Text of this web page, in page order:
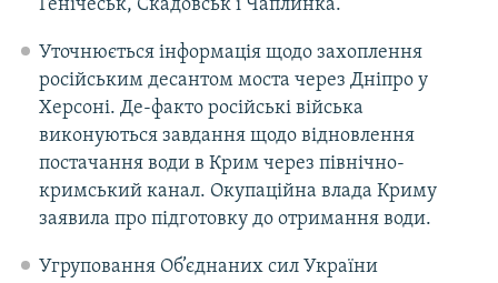
Генічеськ, Скадовськ і Чаплинка.
Уточнюється інформація щодо захоплення
російським десантом моста через Дніпро у
Херсоні. Де-факто російські війська
виконуються завдання щодо відновлення
постачання води в Крим через північно-
кримський канал. Окупаційна влада Криму
заявила про підготовку до отримання води.
Угруповання Об’єднаних сил України